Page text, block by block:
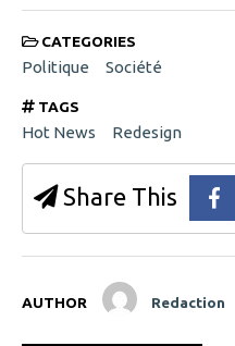
CATEGORIES
Politique Société
TAGS
Hot News Redesign
Share This
AUTHOR Redaction